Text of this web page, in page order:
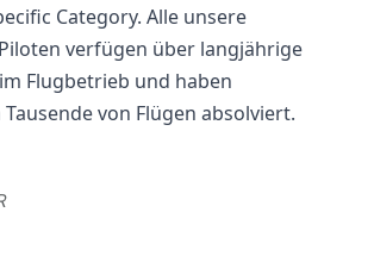
Category. Alle unsere
verfügen über langjährige
Flugbetrieb und haben
von Flügen absolviert.